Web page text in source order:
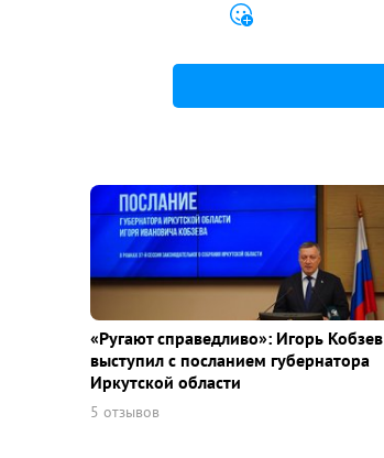
«Ругают справедливо»: Игорь Кобзев
выступил с посланием губернатора
Иркутской области
5 отзывов